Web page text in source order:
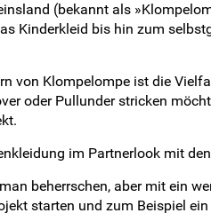
(bekannt als
Kinderkleid bis hin zum
von Klompelompe ist die
oder Pullunder stricken
im Partnerlook mit
beherrschen, aber mit ein
starten und zum Beispiel